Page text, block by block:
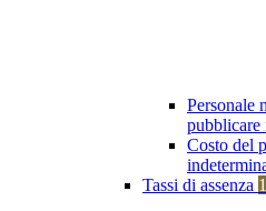
Personale
pubblicare
Costo del
Tassi di assenza